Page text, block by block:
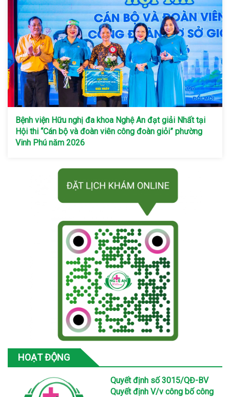
Bệnh viện Hữu nghị đa khoa Nghệ An đạt giải Nhất tại
Hội thi “Cán bộ và đoàn viên công đoàn giỏi” phường
Vinh Phú năm 2026
HOẠT ĐỘNG
Quyết định số 3015/QĐ-BV
Quyết định V/v công bố công